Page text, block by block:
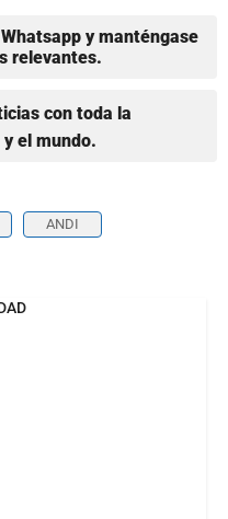
y manténgase
relevantes.
con toda la
el mundo.
ANDI